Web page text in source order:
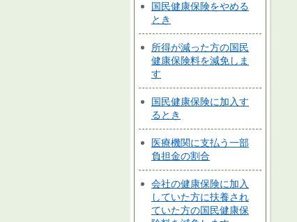
国民健康保険をやめる
とき
所得が減った方の国民
健康保険料を減免しま
す
国民健康保険に加入す
るとき
医療機関に支払う一部
負担金の割合
会社の健康保険に加入
していた方に扶養され
ていた方の国民健康保